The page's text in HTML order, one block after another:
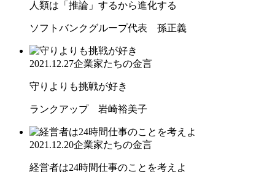
人類は「推論」するから進化する
ソフトバンクグループ代表 孫正義
2021.12.27企業家たちの金言
守りよりも挑戦が好き
ランクアップ 岩崎裕美子
2021.12.20企業家たちの金言
経営者は24時間仕事のことを考えよ